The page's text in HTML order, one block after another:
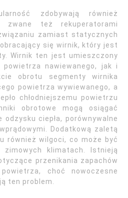
zdobywają również
zwane też rekuperatorami
zamiast statycznych
się wirnik, który jest
Wirnik ten jest umieszczony
powietrza nawiewanego, jak i
obrotu segmenty wirnika
powietrza wywiewanego, a
chłodniejszemu powietrzu
obrotowe mogą osiągać
ciepła, porównywalne
Dodatkową zaletą
również wilgoci, co może być
klimatach. Istnieją
przenikania zapachów
choć nowoczesne
ten problem.